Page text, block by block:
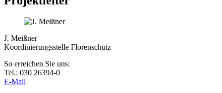
J. Meißner
Koordinierungsstelle Florenschutz
So erreichen Sie uns:
Tel.: 030 26394-0
E-Mail